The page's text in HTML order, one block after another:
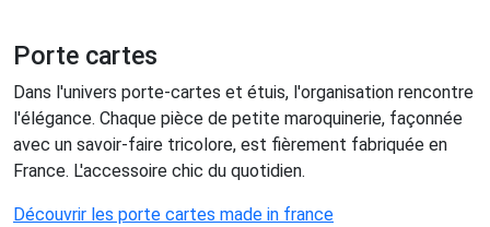
Porte cartes
Dans l'univers porte-cartes et étuis, l'organisation rencontre
l'élégance. Chaque pièce de petite maroquinerie, façonnée
avec un savoir-faire tricolore, est fièrement fabriquée en
France. L'accessoire chic du quotidien.
Découvrir les porte cartes made in france